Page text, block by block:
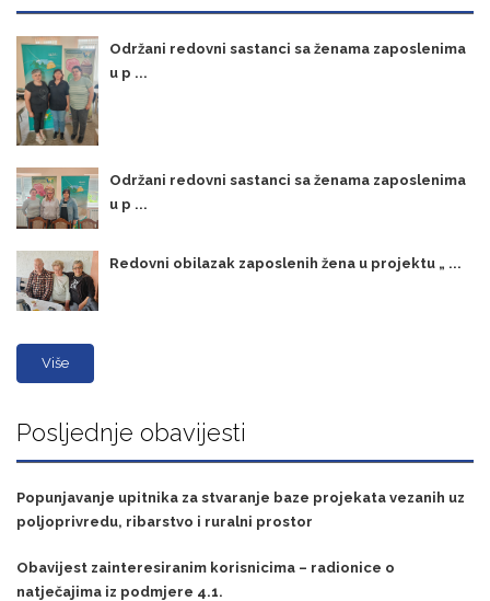
Održani redovni sastanci sa ženama zaposlenima
u p ...
Održani redovni sastanci sa ženama zaposlenima
u p ...
Redovni obilazak zaposlenih žena u projektu „ ...
Više
Posljednje obavijesti
Popunjavanje upitnika za stvaranje baze projekata vezanih uz
poljoprivredu, ribarstvo i ruralni prostor
Obavijest zainteresiranim korisnicima – radionice o
natječajima iz podmjere 4.1.